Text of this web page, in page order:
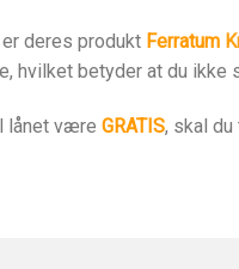
er deres produkt Ferratum
hvilket betyder at du ikke
lånet være GRATIS, skal